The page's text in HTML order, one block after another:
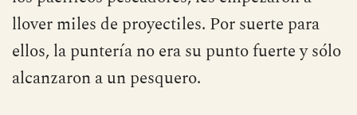
llover miles de proyectiles. Por suerte para
ellos, la puntería no era su punto fuerte y sólo
alcanzaron a un pesquero.